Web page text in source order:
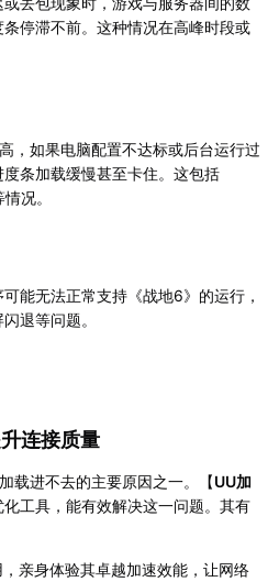
停滞不前。这种情况在高峰时段或
，如果电脑配置不达标或后台运行过
条加载缓慢甚至卡住。这包括
况。
能无法正常支持《战地6》的运行，
退等问题。
连接质量
载进不去的主要原因之一。【UU加
工具，能有效解决这一问题。其有
，亲身体验其卓越加速效能，让网络